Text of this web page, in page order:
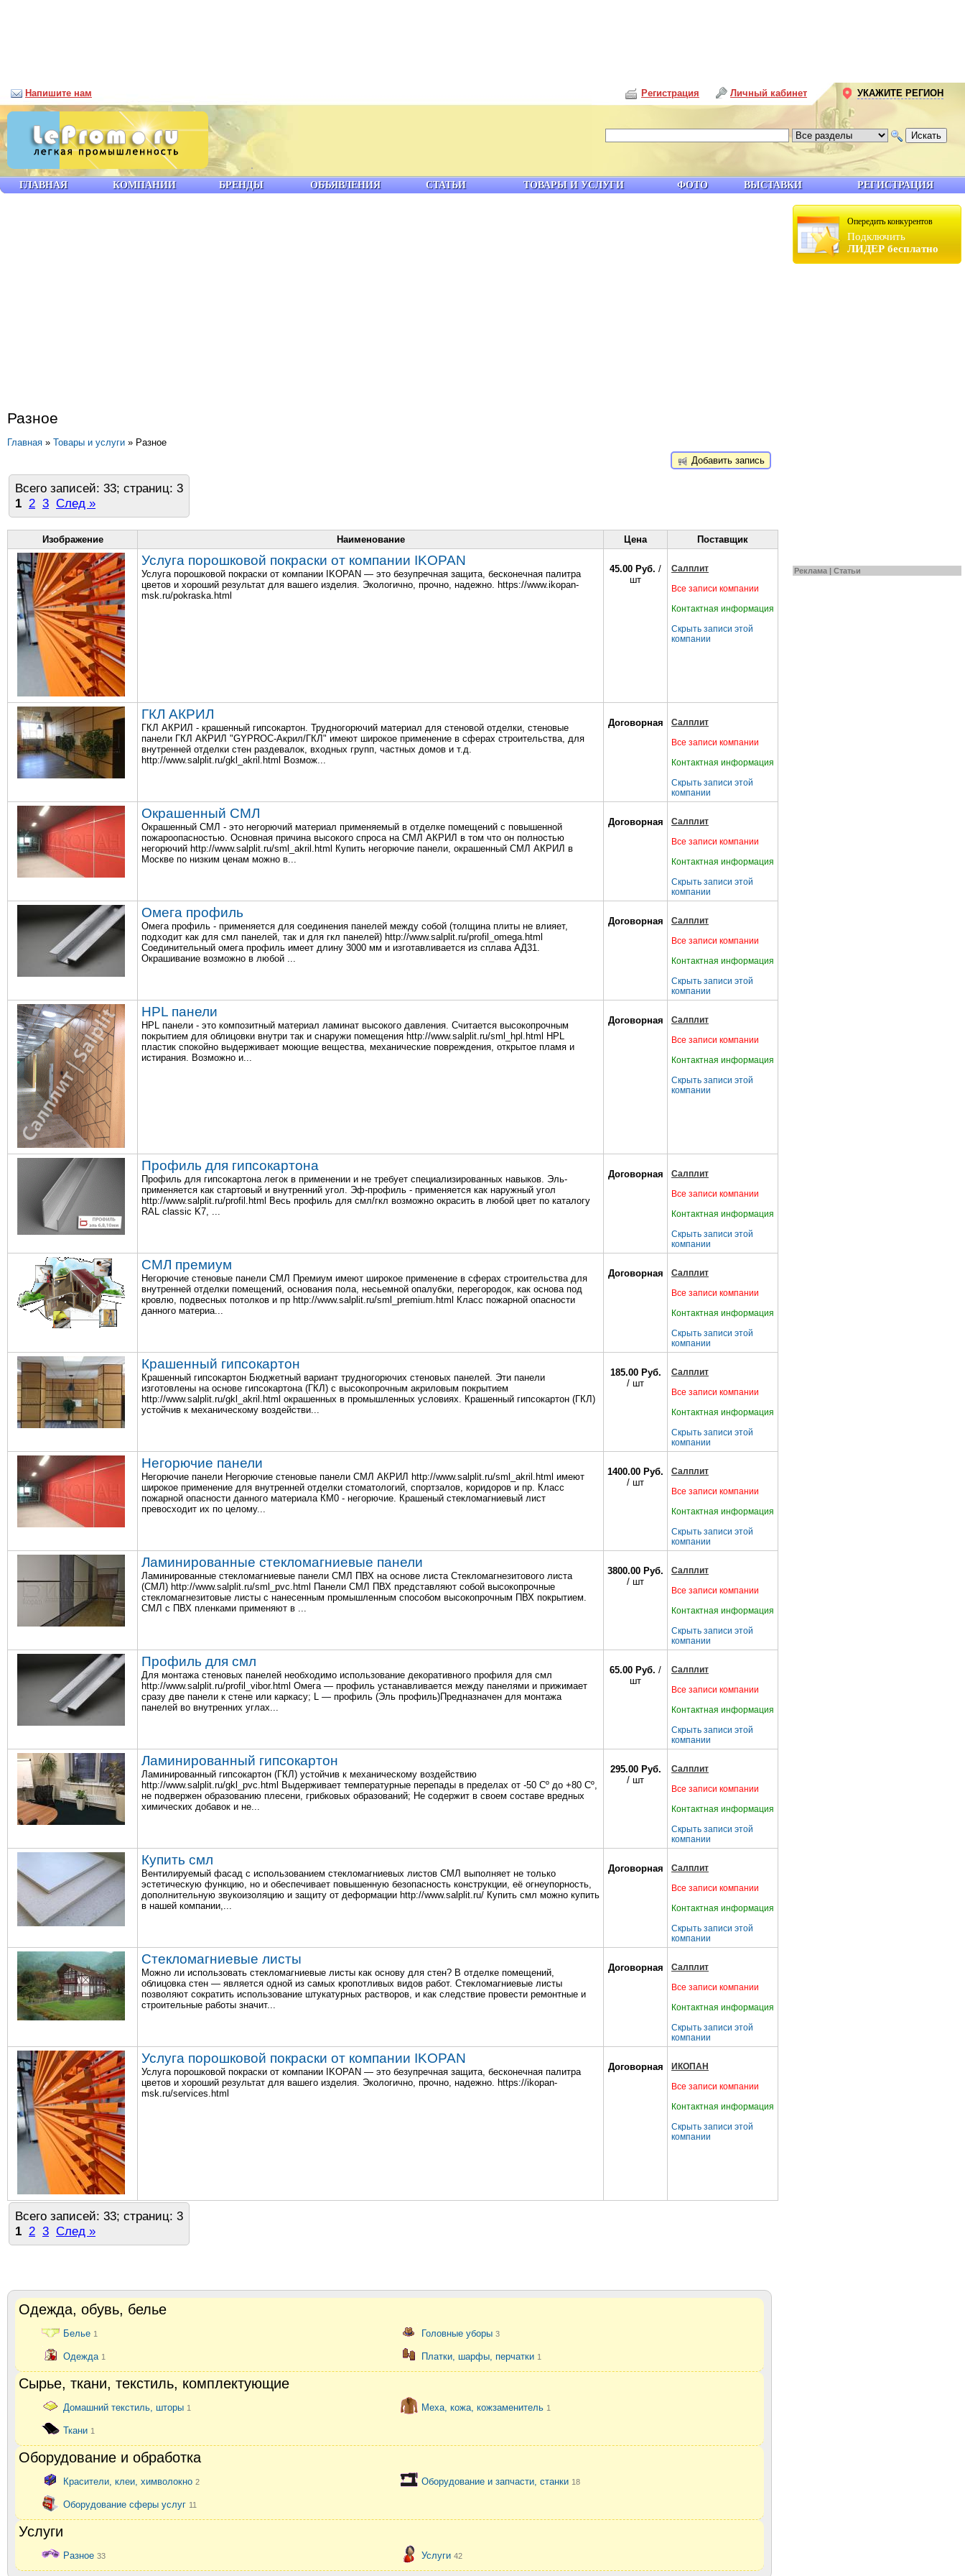
Опередить конкурентов
Подключить
ЛИДЕР бесплатно
Реклама | Статьи
Разное
Главная » Товары и услуги » Разное
Добавить запись
Всего записей: 33; страниц: 3
1 2 3 След »
Изображение Наименование Цена Поставщик
Услуга порошковой покраски от компании IKOPAN
Услуга порошковой покраски от компании IKOPAN — это безупречная защита, бесконечная палитра
цветов и хороший результат для вашего изделия. Экологично, прочно, надежно. https://www.ikopan-
msk.ru/pokraska.html
45.00 Руб. /
шт
Салплит
Все записи компании
Контактная информация
Скрыть записи этой
компании
ГКЛ АКРИЛ
ГКЛ АКРИЛ - крашенный гипсокартон. Трудногорючий материал для стеновой отделки, стеновые
панели ГКЛ АКРИЛ "GYPROC-Акрил/ГКЛ" имеют широкое применение в сферах строительства, для
внутренней отделки стен раздевалок, входных групп, частных домов и т.д.
http://www.salplit.ru/gkl_akril.html Возмож...
Договорная
Салплит
Все записи компании
Контактная информация
Скрыть записи этой
компании
Окрашенный СМЛ
Окрашенный СМЛ - это негорючий материал применяемый в отделке помещений с повышенной
пожароопасностью. Основная причина высокого спроса на СМЛ АКРИЛ в том что он полностью
негорючий http://www.salplit.ru/sml_akril.html Купить негорючие панели, окрашенный СМЛ АКРИЛ в
Москве по низким ценам можно в...
Договорная
Салплит
Все записи компании
Контактная информация
Скрыть записи этой
компании
Омега профиль
Омега профиль - применяется для соединения панелей между собой (толщина плиты не влияет,
подходит как для смл панелей, так и для гкл панелей) http://www.salplit.ru/profil_omega.html
Соединительный омега профиль имеет длину 3000 мм и изготавливается из сплава АД31.
Окрашивание возможно в любой ...
Договорная
Салплит
Все записи компании
Контактная информация
Скрыть записи этой
компании
HPL панели
HPL панели - это композитный материал ламинат высокого давления. Считается высокопрочным
покрытием для облицовки внутри так и снаружи помещения http://www.salplit.ru/sml_hpl.html HPL
пластик спокойно выдерживает моющие вещества, механические повреждения, открытое пламя и
истирания. Возможно и...
Договорная
Салплит
Все записи компании
Контактная информация
Скрыть записи этой
компании
Профиль для гипсокартона
Профиль для гипсокартона легок в применении и не требует специализированных навыков. Эль-
применяется как стартовый и внутренний угол. Эф-профиль - применяется как наружный угол
http://www.salplit.ru/profil.html Весь профиль для смл/гкл возможно окрасить в любой цвет по каталогу
RAL classic K7, ...
Договорная
Салплит
Все записи компании
Контактная информация
Скрыть записи этой
компании
СМЛ премиум
Негорючие стеновые панели СМЛ Премиум имеют широкое применение в сферах строительства для
внутренней отделки помещений, основания пола, несьемной опалубки, перегородок, как основа под
кровлю, подвесных потолков и пр http://www.salplit.ru/sml_premium.html Класс пожарной опасности
данного материа...
Договорная
Салплит
Все записи компании
Контактная информация
Скрыть записи этой
компании
Крашенный гипсокартон
Крашенный гипсокартон Бюджетный вариант трудногорючих стеновых панелей. Эти панели
изготовлены на основе гипсокартона (ГКЛ) с высокопрочным акриловым покрытием
http://www.salplit.ru/gkl_akril.html окрашенных в промышленных условиях. Крашенный гипсокартон (ГКЛ)
устойчив к механическому воздействи...
185.00 Руб.
/ шт
Салплит
Все записи компании
Контактная информация
Скрыть записи этой
компании
Негорючие панели
Негорючие панели Негорючие стеновые панели СМЛ АКРИЛ http://www.salplit.ru/sml_akril.html имеют
широкое применение для внутренней отделки стоматологий, спортзалов, коридоров и пр. Класс
пожарной опасности данного материала КМ0 - негорючие. Крашеный стекломагниевый лист
превосходит их по целому...
1400.00 Руб.
/ шт
Салплит
Все записи компании
Контактная информация
Скрыть записи этой
компании
Ламинированные стекломагниевые панели
Ламинированные стекломагниевые панели СМЛ ПВХ на основе листа Стекломагнезитового листа
(СМЛ) http://www.salplit.ru/sml_pvc.html Панели СМЛ ПВХ представляют собой высокопрочные
стекломагнезитовые листы с нанесенным промышленным способом высокопрочным ПВХ покрытием.
СМЛ с ПВХ пленками применяют в ...
3800.00 Руб.
/ шт
Салплит
Все записи компании
Контактная информация
Скрыть записи этой
компании
Профиль для смл
Для монтажа стеновых панелей необходимо использование декоративного профиля для смл
http://www.salplit.ru/profil_vibor.html Омега — профиль устанавливается между панелями и прижимает
сразу две панели к стене или каркасу; L — профиль (Эль профиль)Предназначен для монтажа
панелей во внутренних углах...
65.00 Руб. /
шт
Салплит
Все записи компании
Контактная информация
Скрыть записи этой
компании
Ламинированный гипсокартон
Ламинированный гипсокартон (ГКЛ) устойчив к механическому воздействию
http://www.salplit.ru/gkl_pvc.html Выдерживает температурные перепады в пределах от -50 Сº до +80 Сº,
не подвержен образованию плесени, грибковых образований; Не содержит в своем составе вредных
химических добавок и не...
295.00 Руб.
/ шт
Салплит
Все записи компании
Контактная информация
Скрыть записи этой
компании
Купить смл
Вентилируемый фасад с использованием стекломагниевых листов СМЛ выполняет не только
эстетическую функцию, но и обеспечивает повышенную безопасность конструкции, её огнеупорность,
дополнительную звукоизоляцию и защиту от деформации http://www.salplit.ru/ Купить смл можно купить
в нашей компании,...
Договорная
Салплит
Все записи компании
Контактная информация
Скрыть записи этой
компании
Стекломагниевые листы
Можно ли использовать стекломагниевые листы как основу для стен? В отделке помещений,
облицовка стен — является одной из самых кропотливых видов работ. Стекломагниевые листы
позволяют сократить использование штукатурных растворов, и как следствие провести ремонтные и
строительные работы значит...
Договорная
Салплит
Все записи компании
Контактная информация
Скрыть записи этой
компании
Услуга порошковой покраски от компании IKOPAN
Услуга порошковой покраски от компании IKOPAN — это безупречная защита, бесконечная палитра
цветов и хороший результат для вашего изделия. Экологично, прочно, надежно. https://ikopan-
msk.ru/services.html
Договорная
ИКОПАН
Все записи компании
Контактная информация
Скрыть записи этой
компании
Всего записей: 33; страниц: 3
1 2 3 След »
Одежда, обувь, белье
Белье 1 Головные уборы 3
Одежда 1 Платки, шарфы, перчатки 1
Сырье, ткани, текстиль, комплектующие
Домашний текстиль, шторы 1 Меха, кожа, кожзаменитель 1
Ткани 1
Оборудование и обработка
Красители, клеи, химволокно 2 Оборудование и запчасти, станки 18
Оборудование сферы услуг 11
Услуги
Разное 33 Услуги 42
ГЛАВНАЯ КОМПАНИИ БРЕНДЫ ОБЪЯВЛЕНИЯ СТАТЬИ ТОВАРЫ И УСЛУГИ ФОТО ВЫСТАВКИ РЕГИСТРАЦИЯ
Напишите нам Личный кабинет
Регистрация УКАЖИТЕ РЕГИОН